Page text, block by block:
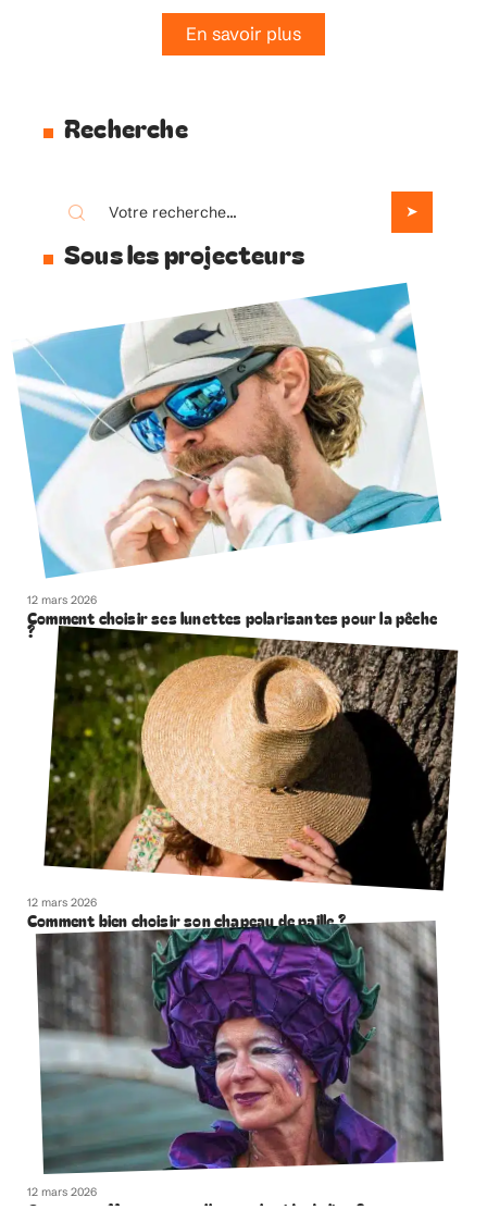
En savoir plus
Recherche
Sous les projecteurs
12 mars 2026
Comment choisir ses lunettes polarisantes pour la pêche
?
12 mars 2026
Comment bien choisir son chapeau de paille ?
12 mars 2026
Comment effacer naturellement la ride du lion ?